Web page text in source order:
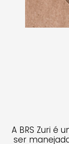
A BRS Zuri é
ser